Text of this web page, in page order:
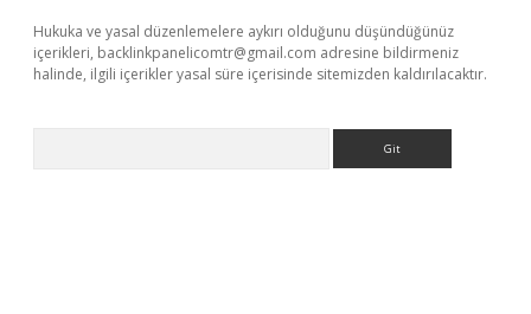
Hukuka ve yasal düzenlemelere aykırı olduğunu düşündüğünüz
içerikleri, backlinkpanelicomtr@gmail.com adresine bildirmeniz
halinde, ilgili içerikler yasal süre içerisinde sitemizden kaldırılacaktır.